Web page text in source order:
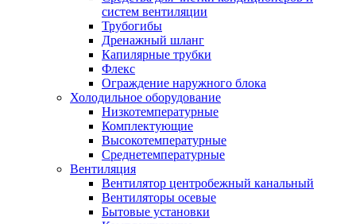
систем вентиляции
Трубогибы
Дренажный шланг
Капилярные трубки
Флекс
Ограждение наружного блока
Холодильное оборудование
Низкотемпературные
Комплектующие
Высокотемпературные
Среднетемпературные
Вентиляция
Вентилятор центробежный канальный
Вентиляторы осевые
Бытовые установки